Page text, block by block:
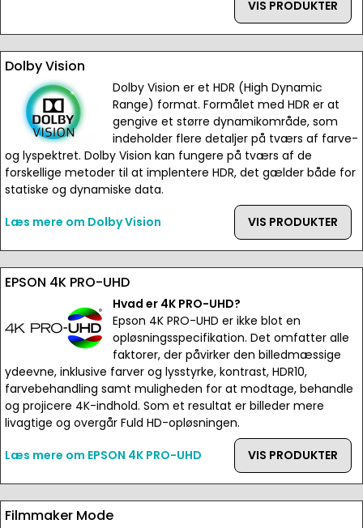
VIS PRODUKTER
Dolby Vision
Dolby Vision er et HDR (High Dynamic
Range) format. Formålet med HDR er at
gengive et større dynamikområde, som
indeholder flere detaljer på tværs af farve-
og lyspektret. Dolby Vision kan fungere på tværs af de
forskellige metoder til at implentere HDR, det gælder både for
statiske og dynamiske data.
Læs mere om Dolby Vision
VIS PRODUKTER
EPSON 4K PRO-UHD
Hvad er 4K PRO-UHD?
Epson 4K PRO-UHD er ikke blot en
opløsningsspecifikation. Det omfatter alle
faktorer, der påvirker den billedmæssige
ydeevne, inklusive farver og lysstyrke, kontrast, HDR10,
farvebehandling samt muligheden for at modtage, behandle
og projicere 4K-indhold. Som et resultat er billeder mere
livagtige og overgår Fuld HD-opløsningen.
Læs mere om EPSON 4K PRO-UHD
VIS PRODUKTER
Filmmaker Mode